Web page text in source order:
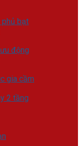
phủ bạt
động
gia cầm
2 tầng